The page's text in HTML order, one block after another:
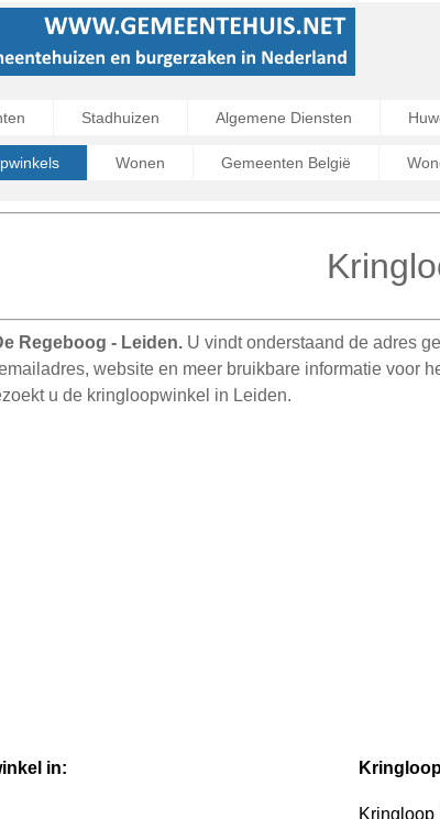
Stadhuizen Algemene Diensten
Wonen Gemeenten België
Regeboog - Leiden. U vindt onderstaand de adres
website en meer bruikbare informatie voor
u de kringloopwinkel in Leiden.
in: